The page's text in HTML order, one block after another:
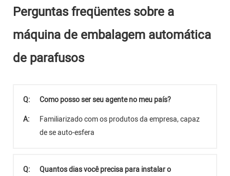
Perguntas freqüentes sobre a
máquina de embalagem automática
de parafusos
Q:
Como posso ser seu agente no meu país?
A:
Familiarizado com os produtos da empresa, capaz
de se auto-esfera
Q:
Quantos dias você precisa para instalar o